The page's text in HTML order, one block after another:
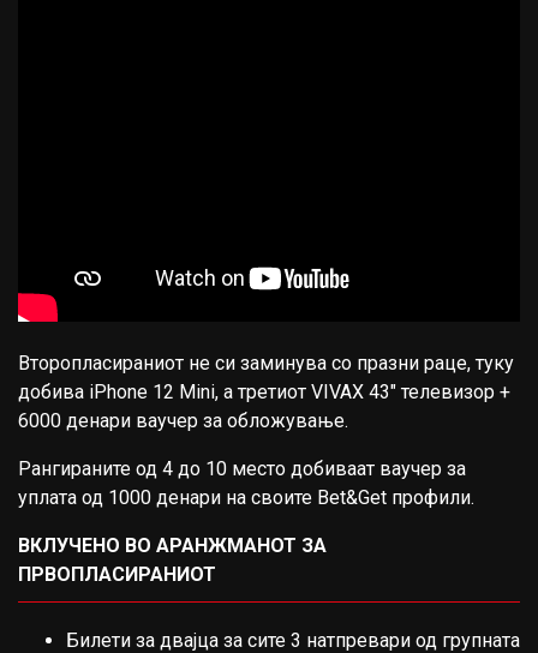
Второпласираниот не си заминува со празни раце, туку
добива iPhone 12 Mini, а третиот VIVAX 43″ телевизор +
6000 денари ваучер за обложување.
Рангираните од 4 до 10 место добиваат ваучер за
уплата од 1000 денари на своите Bet&Get профили.
ВКЛУЧЕНО ВО АРАНЖМАНОТ ЗА
ПРВОПЛАСИРАНИОТ
Билети за двајца за сите 3 натпревари од групната